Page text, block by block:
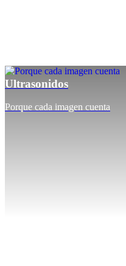
Ultrasonidos
Porque cada imagen cuenta